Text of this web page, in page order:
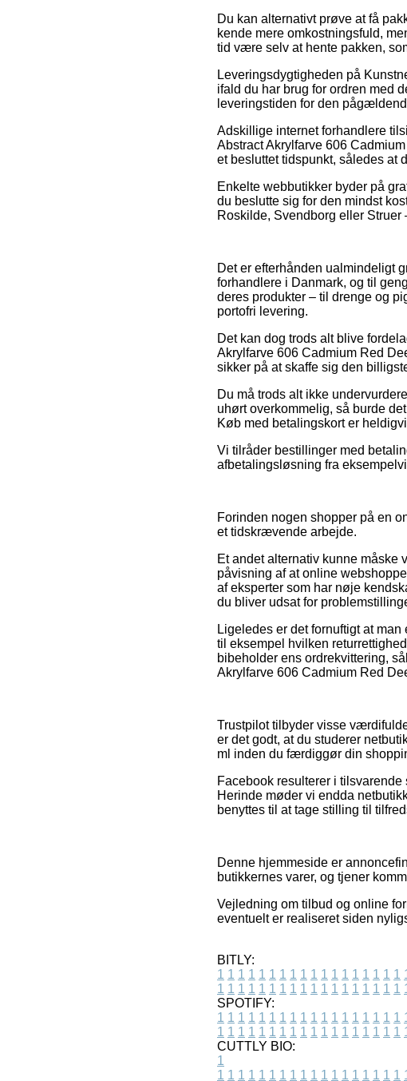
Du kan alternativt prøve at få
kende mere omkostningsfuld,
tid være selv at hente pakken,
Leveringsdygtigheden på
ifald du har brug for ordren med
leveringstiden for den
Adskillige internet forhandlere
Abstract Akrylfarve 606
et besluttet tidspunkt, således at
Enkelte webbutikker byder på
du beslutte sig for den mindst
Roskilde, Svendborg eller
Det er efterhånden ualmindeligt
forhandlere i Danmark, og til
deres produkter – til drenge og
portofri levering.
Det kan dog trods alt blive
Akrylfarve 606 Cadmium Red
sikker på at skaffe sig den
Du må trods alt ikke
uhørt overkommelig, så burde
Køb med betalingskort er
Vi tilråder bestillinger med
afbetalingsløsning fra
Forinden nogen shopper på en
et tidskrævende arbejde.
Et andet alternativ kunne
påvisning af at online
af eksperter som har nøje
du bliver udsat for
Ligeledes er det fornuftigt at
til eksempel hvilken
bibeholder ens ordrekvittering,
Akrylfarve 606 Cadmium Red
Trustpilot tilbyder visse
er det godt, at du studerer
ml inden du færdiggør din
Facebook resulterer i
Herinde møder vi endda
benyttes til at tage stilling til
Denne hjemmeside er
butikkernes varer, og tjener
Vejledning om tilbud og online
eventuelt er realiseret siden
BITLY:
1 1 1 1 1 1 1 1 1 1 1 1 1 1 1 1 1 1
1 1 1 1 1 1 1 1 1 1 1 1 1 1 1 1 1 1
SPOTIFY:
1 1 1 1 1 1 1 1 1 1 1 1 1 1 1 1 1 1
1 1 1 1 1 1 1 1 1 1 1 1 1 1 1 1 1 1
CUTTLY BIO:
1
1 1 1 1 1 1 1 1 1 1 1 1 1 1 1 1 1 1